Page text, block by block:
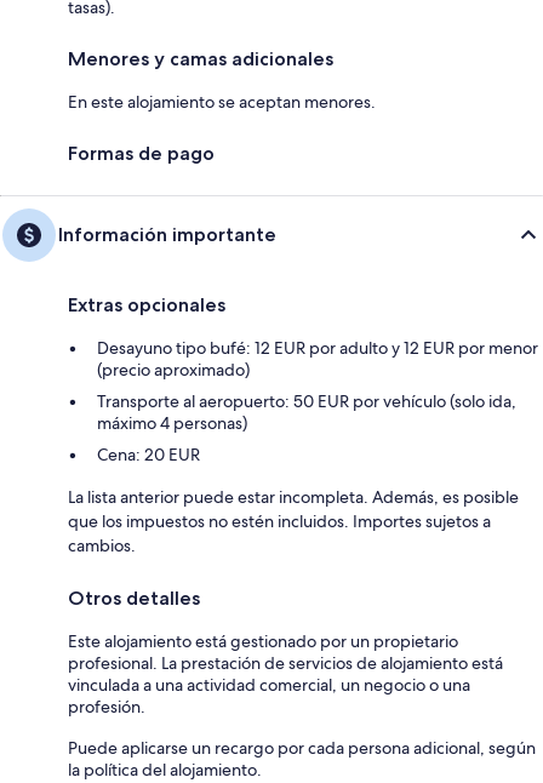
tasas).
Menores y camas adicionales
En este alojamiento se aceptan menores.
Formas de pago
Información importante
Extras opcionales
Desayuno tipo bufé: 12 EUR por adulto y 12 EUR por menor
(precio aproximado)
Transporte al aeropuerto: 50 EUR por vehículo (solo ida,
máximo 4 personas)
Cena: 20 EUR
La lista anterior puede estar incompleta. Además, es posible
que los impuestos no estén incluidos. Importes sujetos a
cambios.
Otros detalles
Este alojamiento está gestionado por un propietario
profesional. La prestación de servicios de alojamiento está
vinculada a una actividad comercial, un negocio o una
profesión.
Puede aplicarse un recargo por cada persona adicional, según
la política del alojamiento.